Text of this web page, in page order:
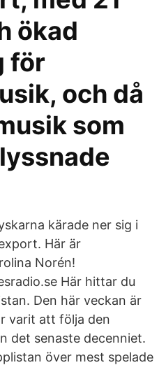
ökad
för
och då
som
kärade ner sig i
Här är
Norén!
Här hittar du
Den här veckan är
varit att följa den
det senaste decenniet.
över mest spelade